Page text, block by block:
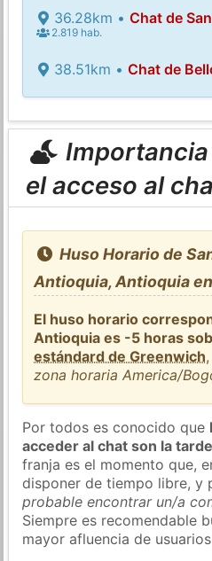
36.28km • Chat de
2.819 hab.
38.51km • Chat de
el acceso al
Huso Horario de
Antioquia, Antioquia
El huso horario
Antioquia es -5 horas
estándard de Greenwich
zona horaria America/
Por todos es conocido que
acceder al chat son la
franja es el momento que,
disponer de tiempo libre,
probable encontrar un/a
Siempre es recomendable
mayor afluencia de